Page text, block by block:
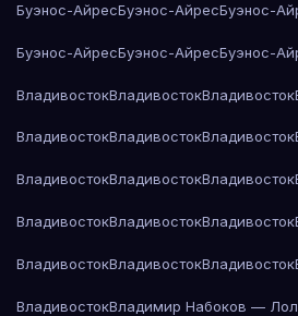
Буэнос-АйресБуэнос-АйресБуэнос-
Буэнос-АйресБуэнос-АйресБуэнос-
ВладивостокВладивостокВладивосток
ВладивостокВладивостокВладивосток
ВладивостокВладивостокВладивосток
ВладивостокВладивостокВладивосток
ВладивостокВладивостокВладивосток
ВладивостокВладимир Набоков —